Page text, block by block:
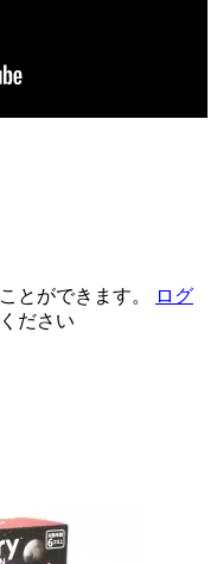
とができます。
ログ
ださい